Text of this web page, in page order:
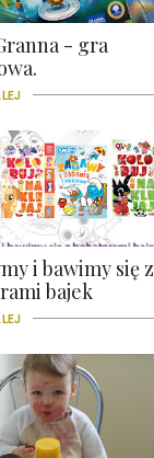
- gra
i bawimy się z
bajek